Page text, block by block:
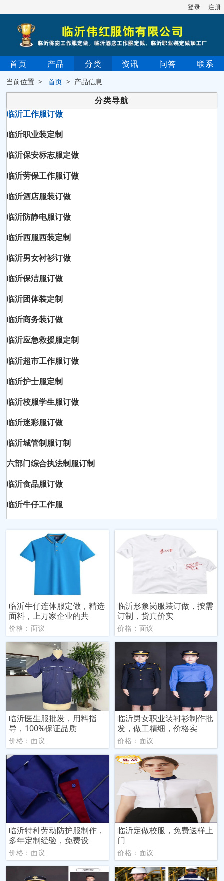
登录 注册
首页 产品 分类 资讯 问答 联系
当前位置 >首页 > 产品信息
分类导航
临沂工作服订做
临沂职业装定制
临沂保安标志服定做
临沂劳保工作服订做
临沂酒店服装订做
临沂防静电服订做
临沂西服西装定制
临沂男女衬衫订做
临沂保洁服订做
临沂团体装定制
临沂商务装订做
临沂应急救援服定制
临沂超市工作服订做
临沂护士服定制
临沂校服学生服订做
临沂迷彩服订做
临沂城管制服订制
六部门综合执法制服订制
临沂食品服订做
临沂牛仔工作服
临沂牛仔连体服定做，精选
面料，上万家企业的共
价格：面议
临沂形象岗服装订做，按需
订制，货真价实
价格：面议
临沂医生服批发，用料指
导，100%保证品质
价格：面议
临沂男女职业装衬衫制作批
发，做工精细，价格实
价格：面议
临沂特种劳动防护服制作，
多年定制经验，免费设
价格：面议
临沂定做校服，免费送样上
门
价格：面议